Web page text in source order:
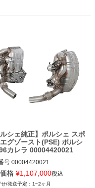
ルシェ純正】ポルシェ スポ
グゾースト(PSE) ポルシ
カレラ 00004420021
号 00004420021
ェ 996カレラ 98-05
格 ¥1,107,000税込
1~2ヶ月